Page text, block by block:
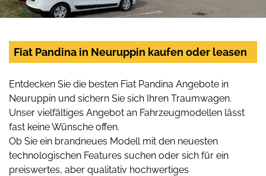
Fiat Pandina in Neuruppin kaufen oder leasen
Entdecken Sie die besten Fiat Pandina Angebote in
Neuruppin und sichern Sie sich Ihren Traumwagen.
Unser vielfältiges Angebot an Fahrzeugmodellen lässt
fast keine Wünsche offen.
Ob Sie ein brandneues Modell mit den neuesten
technologischen Features suchen oder sich für ein
preiswertes, aber qualitativ hochwertiges